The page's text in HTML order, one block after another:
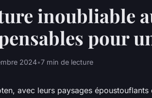
inoubliable
pour
2024•7 min de lecture
avec leurs paysages époustouflants